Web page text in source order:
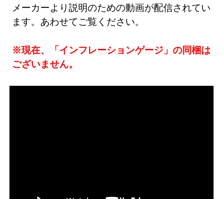
メーカーより説明のための動画が配信されてい
ます。あわせてご覧ください。
※現在、「インフレーションゲージ」の同梱は
ございません。